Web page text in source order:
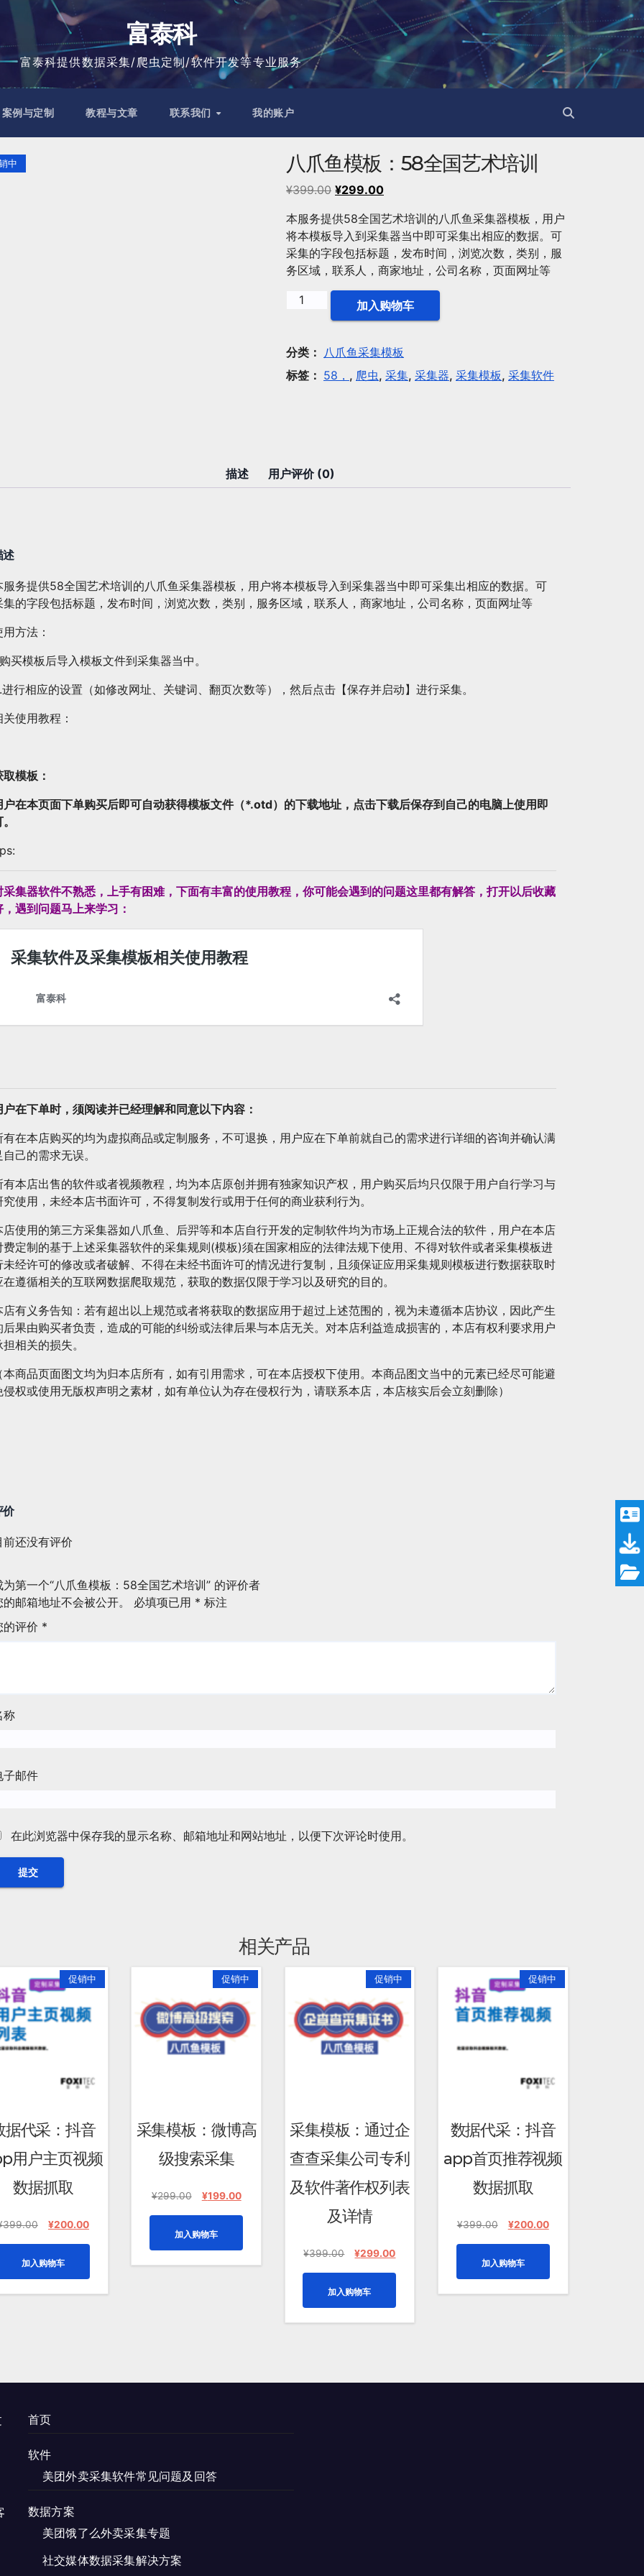
富泰科
富泰科提供数据采集/爬虫定制/软件开发等专业服务
案例与定制 教程与文章 联系我们 我的账户
中 八爪鱼模板：58全国艺术培训
¥399.00 原
为：
¥399.00。
¥299.00当
价
格
为：
¥299.00。
本服务提供58全国艺术培训的八爪鱼采集器模板，用户
将本模板导入到采集器当中即可采集出相应的数据。可
采集的字段包括标题，发布时间，浏览次数，类别，服
务区域，联系人，商家地址，公司名称，页面网址等
模
板：
58
培
训
加入购物车
分类： 八爪鱼采集模板
标签： 58， , 爬虫, 采集, 采集器, 采集模板, 采集软件
描述 用户评价 (0)
述
服务提供58全国艺术培训的八爪鱼采集器模板，用户将本模板导入到采集器当中即可采集出相应的数据。可
集的字段包括标题，发布时间，浏览次数，类别，服务区域，联系人，商家地址，公司名称，页面网址等
用方法：
买模板后导入模板文件到采集器当中。
行相应的设置（如修改网址、关键词、翻页次数等），然后点击【保存并启动】进行采集。
关使用教程：
取模板：
户在本页面下单购买后即可自动获得模板文件（*.otd）的下载地址，点击下载后保存到自己的电脑上使用即
采集器软件不熟悉，上手有困难，下面有丰富的使用教程，你可能会遇到的问题这里都有解答，打开以后收藏
，遇到问题马上来学习：
户在下单时，须阅读并已经理解和同意以下内容：
有在本店购买的均为虚拟商品或定制服务，不可退换，用户应在下单前就自己的需求进行详细的咨询并确认满
自己的需求无误。
有本店出售的软件或者视频教程，均为本店原创并拥有独家知识产权，用户购买后均只仅限于用户自行学习与
究使用，未经本店书面许可，不得复制发行或用于任何的商业获利行为。
店使用的第三方采集器如八爪鱼、后羿等和本店自行开发的定制软件均为市场上正规合法的软件，用户在本店
费定制的基于上述采集器软件的采集规则(模板)须在国家相应的法律法规下使用、不得对软件或者采集模板进
未经许可的修改或者破解、不得在未经书面许可的情况进行复制，且须保证应用采集规则模板进行数据获取时
在遵循相关的互联网数据爬取规范，获取的数据仅限于学习以及研究的目的。
店有义务告知：若有超出以上规范或者将获取的数据应用于超过上述范围的，视为未遵循本店协议，因此产生
后果由购买者负责，造成的可能的纠纷或法律后果与本店无关。对本店利益造成损害的，本店有权利要求用户
担相关的损失。
本商品页面图文均为归本店所有，如有引用需求，可在本店授权下使用。本商品图文当中的元素已经尽可能避
侵权或使用无版权声明之素材，如有单位认为存在侵权行为，请联系本店，本店核实后会立刻删除）
价
前还没有评价
为第一个“八爪鱼模板：58全国艺术培训” 的评价者
的邮箱地址不会被公开。
必填项已用 * 标注
的评价 *
称
子邮件
在此浏览器中保存我的显示名称、邮箱地址和网站地址，以便下次评论时使用。
相关产品
促销中
据代采：抖音
用户主页视频
数据抓取
399.00
原
¥399.00。
¥200.00当
为：
¥200.00。
加入购物车
促销中
采集模板：微博高
级搜索采集
¥299.00
原
¥299.00。
¥199.00当
为：
¥199.00。
加入购物车
促销中
采集模板：通过企
查查采集公司专利
及软件著作权列表
及详情
¥399.00
原
¥399.00。
¥299.00当
为：
¥299.00。
加入购物车
促销中
数据代采：抖音
app首页推荐视频
数据抓取
¥399.00
原
¥399.00。
¥200.00当
为：
¥200.00。
加入购物车
首页
软件
美团外卖采集软件常见问题及回答
数据方案
美团饿了么外卖采集专题
社交媒体数据采集解决方案